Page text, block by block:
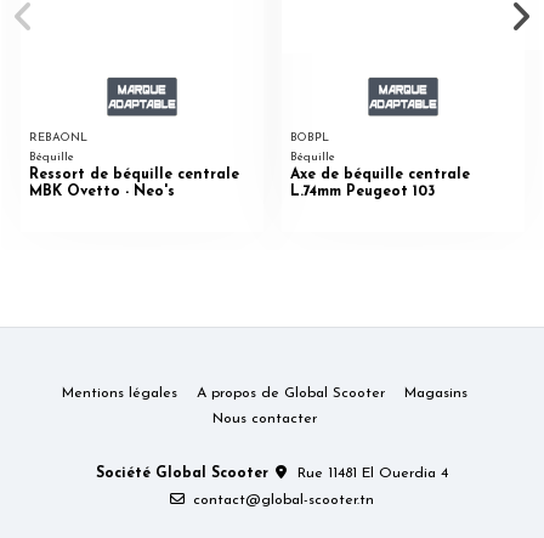
REBAONL
Béquille
Ressort de béquille centrale
MBK Ovetto - Neo's
BOBPL
Béquille
Axe de béquille centrale
L.74mm Peugeot 103
Mentions légales A propos de Global Scooter
Magasins
Nous contacter
Société Global Scooter
Rue 11481 El Ouerdia 4
contact@global-scooter.tn